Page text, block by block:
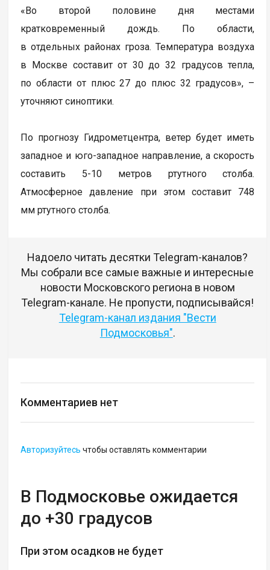
«Во второй половине дня местами
кратковременный дождь. По области,
в отдельных районах гроза. Температура воздуха
в Москве составит от 30 до 32 градусов тепла,
по области от плюс 27 до плюс 32 градусов», –
уточняют синоптики.
По прогнозу Гидрометцентра, ветер будет иметь
западное и юго-западное направление, а скорость
составить 5-10 метров ртутного столба.
Атмосферное давление при этом составит 748
мм ртутного столба.
Надоело читать десятки Telegram-каналов?
Мы собрали все самые важные и интересные
новости Московского региона в новом
Telegram-канале. Не пропусти, подписывайся!
Telegram-канал издания "Вести
Подмосковья".
Комментариев нет
Авторизуйтесь чтобы оставлять комментарии
В Подмосковье ожидается
до +30 градусов
При этом осадков не будет